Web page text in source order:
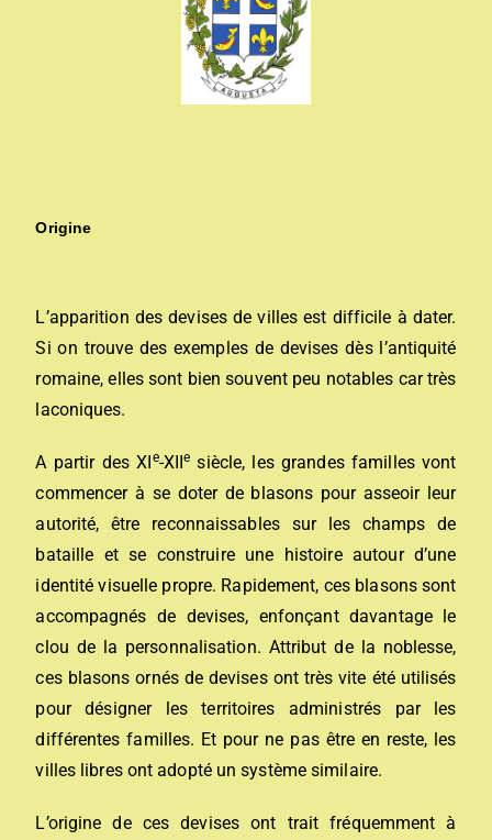
Origine
L’apparition des devises de villes est difficile à dater.
Si on trouve des exemples de devises dès l’antiquité
romaine, elles sont bien souvent peu notables car très
laconiques.
A partir des XIe-XIIe siècle, les grandes familles vont
commencer à se doter de blasons pour asseoir leur
autorité, être reconnaissables sur les champs de
bataille et se construire une histoire autour d’une
identité visuelle propre. Rapidement, ces blasons sont
accompagnés de devises, enfonçant davantage le
clou de la personnalisation. Attribut de la noblesse,
ces blasons ornés de devises ont très vite été utilisés
pour désigner les territoires administrés par les
différentes familles. Et pour ne pas être en reste, les
villes libres ont adopté un système similaire.
L’origine de ces devises ont trait fréquemment à